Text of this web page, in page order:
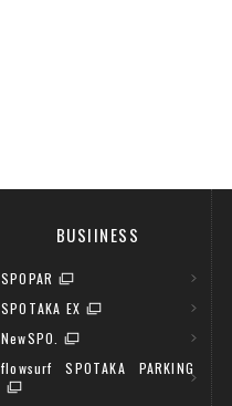
BUSIINESS
SPOPAR
SPOTAKA EX
NewSPO.
flowsurf SPOTAKA PARKING